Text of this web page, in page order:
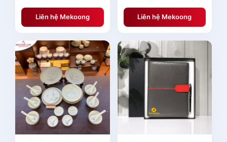
Liên hệ Mekoong Liên hệ Mekoong